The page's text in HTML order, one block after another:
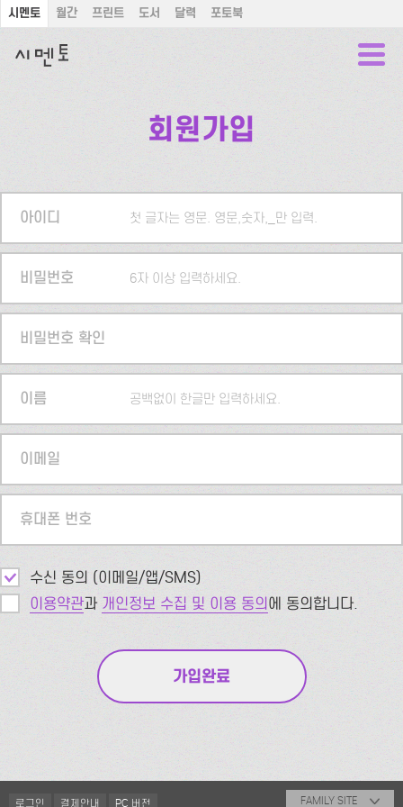
시멘토 월간 프린트 도서 달력 포토북
회원가입
아이디 첫 글자는 영문. 영문,숫자,_만 입력.
비밀번호 6자 이상 입력하세요.
비밀번호 확인
이름 공백없이 한글만 입력하세요.
이메일
휴대폰 번호
수신 동의 (이메일/앱/SMS)
이용약관과 개인정보 수집 및 이용 동의에 동의합니다.
로그인 결제안내 PC 버전 FAMILY SITE